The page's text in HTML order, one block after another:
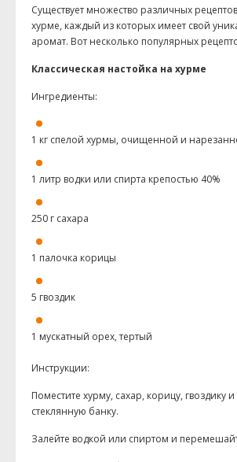
Существует множество различных
хурме, каждый из которых имеет свой
аромат. Вот несколько популярных
Классическая настойка на хурме
Ингредиенты:
1 кг спелой хурмы, очищенной и
1 литр водки или спирта крепостью 40%
250 г сахара
1 палочка корицы
5 гвоздик
1 мускатный орех, тертый
Инструкции:
Поместите хурму, сахар, корицу, гвоздику
стеклянную банку.
Залейте водкой или спиртом и